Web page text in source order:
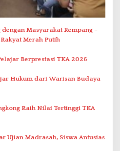
Masyarakat Rempang –
Merah Putih
Berprestasi TKA 2026
Hukum dari Warisan Budaya
Raih Nilai Tertinggi TKA
Ujian Madrasah, Siswa Antusias